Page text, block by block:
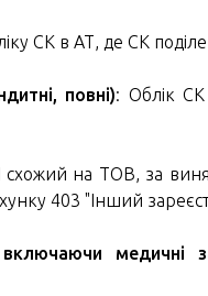
СК в АТ, де СК
повні): Облік СК
на ТОВ, за
403 "Інший
медичні